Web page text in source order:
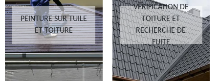
PEINTURE SUR TUILE
ET TOITURE
VÉRIFICATION DE
TOITURE ET
RECHERCHE DE
FUITE